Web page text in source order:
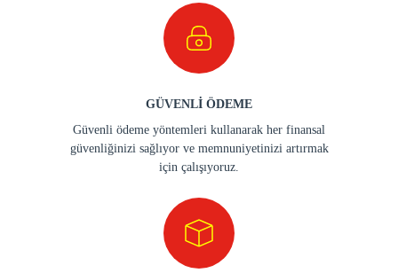
GÜVENLİ ÖDEME
Güvenli ödeme yöntemleri kullanarak her finansal
güvenliğinizi sağlıyor ve memnuniyetinizi artırmak
için çalışıyoruz.